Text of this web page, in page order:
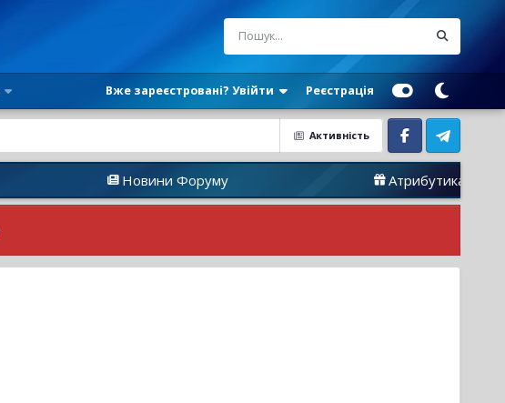
Вже зареєстровані? Увійти Реєстрація
Активність
Facebook Telegram
Новини Форуму Атрибутика